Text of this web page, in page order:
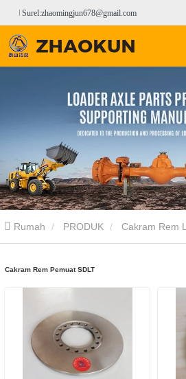
Surel:zhaomingjun678@gmail.com
Rumah PRODUK Cakram Rem
Cakram Rem Pemuat SDLT